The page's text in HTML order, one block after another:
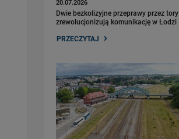
20.07.2026
Dwie bezkolizyjne przeprawy przez tory
zrewolucjonizują komunikację w Łodzi
PRZECZYTAJ